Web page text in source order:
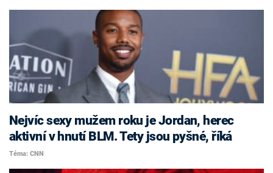
Nejvíc sexy mužem roku je Jordan, herec
aktivní v hnutí BLM. Tety jsou pyšné, říká
Téma: CNN